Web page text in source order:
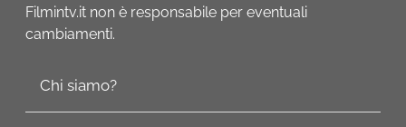
Filmintv.it non è responsabile per eventuali
cambiamenti.
Chi siamo?